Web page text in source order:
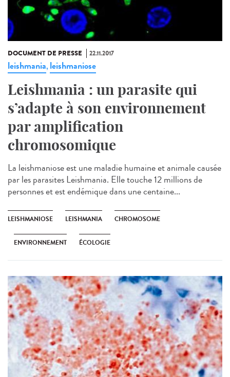
DOCUMENT DE PRESSE 22.11.2017
leishmania, leishmaniose
Leishmania : un parasite qui
s’adapte à son environnement
par amplification
chromosomique
La leishmaniose est une maladie humaine et animale causée
par les parasites Leishmania. Elle touche 12 millions de
personnes et est endémique dans une centaine...
LEISHMANIOSE LEISHMANIA CHROMOSOME
ENVIRONNEMENT ÉCOLOGIE